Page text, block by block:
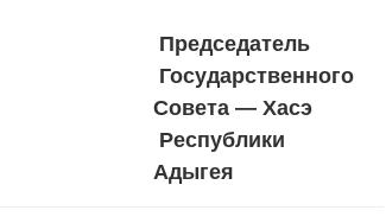
Председатель
Государственного
Совета — Хасэ
Республики
Адыгея